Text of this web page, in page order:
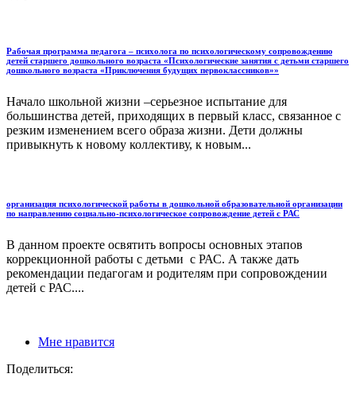
Рабочая программа педагога – психолога по психологическому сопровождению
детей старшего дошкольного возраста «Психологические занятия с детьми старшего
дошкольного возраста «Приключения будущих первоклассников»»
Начало школьной жизни –серьезное испытание для
большинства детей, приходящих в первый класс, связанное с
резким изменением всего образа жизни. Дети должны
привыкнуть к новому коллективу, к новым...
организация психологической работы в дошкольной образовательной организации
по направлению социально-психологическое сопровождение детей с РАС
В данном проекте освятить вопросы основных этапов
коррекционной работы с детьми с РАС. А также дать
рекомендации педагогам и родителям при сопровождении
детей с РАС....
Мне нравится
Поделиться: